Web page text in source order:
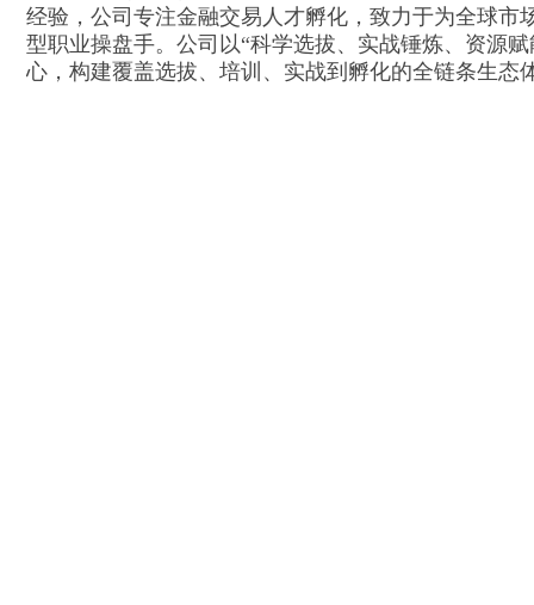
经验，公司专注金融交易人才孵化，致力于为全球市
型职业操盘手。公司以“科学选拔、实战锤炼、资源赋
心，构建覆盖选拔、培训、实战到孵化的全链条生态